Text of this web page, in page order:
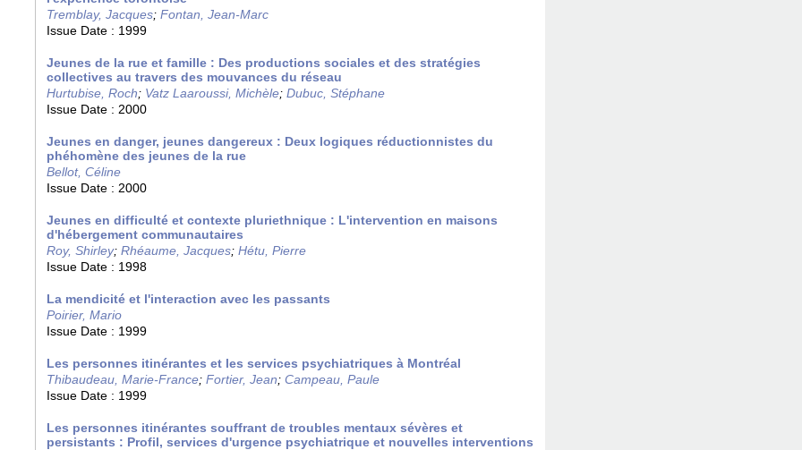
Tremblay, Jacques; Fontan, Jean-Marc
Issue Date : 1999
Jeunes de la rue et famille : Des productions sociales et des stratégies
collectives au travers des mouvances du réseau
Hurtubise, Roch; Vatz Laaroussi, Michèle; Dubuc, Stéphane
Issue Date : 2000
Jeunes en danger, jeunes dangereux : Deux logiques réductionnistes du
phéhomène des jeunes de la rue
Bellot, Céline
Issue Date : 2000
Jeunes en difficulté et contexte pluriethnique : L'intervention en maisons
d'hébergement communautaires
Roy, Shirley; Rhéaume, Jacques; Hétu, Pierre
Issue Date : 1998
La mendicité et l'interaction avec les passants
Poirier, Mario
Issue Date : 1999
Les personnes itinérantes et les services psychiatriques à Montréal
Thibaudeau, Marie-France; Fortier, Jean; Campeau, Paule
Issue Date : 1999
Les personnes itinérantes souffrant de troubles mentaux sévères et
persistants : Profil, services d'urgence psychiatrique et nouvelles interventions